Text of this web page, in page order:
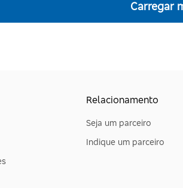
Carregar
Relacionamento
Seja um parceiro
Indique um parceiro